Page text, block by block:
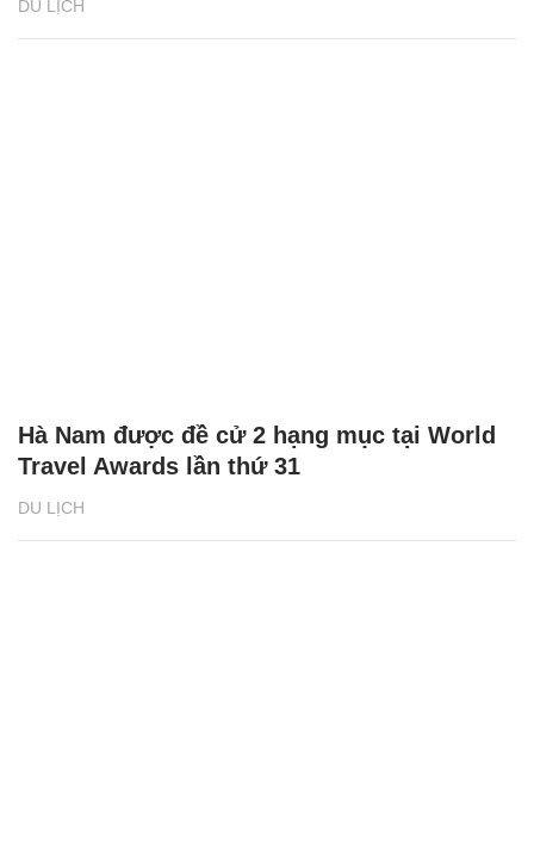
DU LỊCH
DU LỊCH
Hà Nam được đề cử 2 hạng mục tại World
Travel Awards lần thứ 31